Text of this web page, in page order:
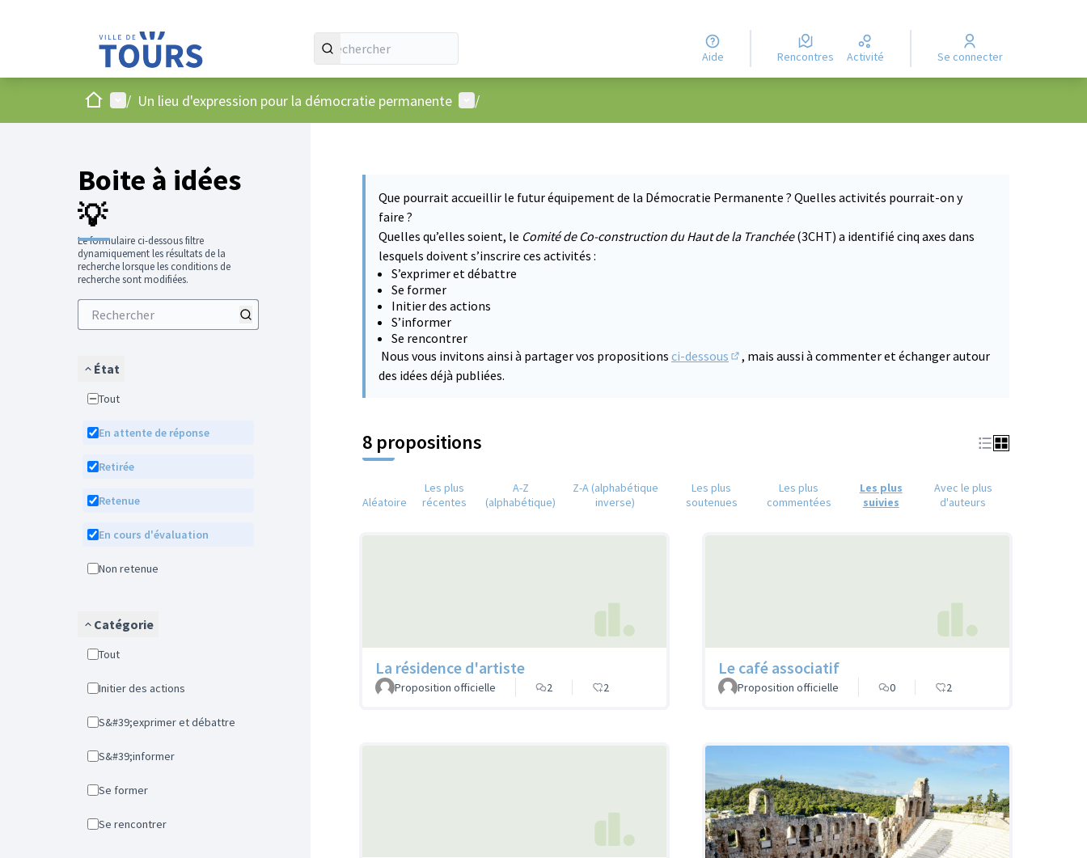
Aide Rencontres Activité Se connecter
AccueilMenu principal
/ Un lieu d'expression pour la démocratie permanente Menu utilisateur
/
Boite à idées
💡
Le formulaire ci-dessous filtre
dynamiquement les résultats de la
recherche lorsque les conditions de
recherche sont modifiées.
État
Tout
En attente de réponse
Retirée
Retenue
En cours d'évaluation
Non retenue
Catégorie
Tout
Initier des actions
S&#39;exprimer et débattre
S&#39;informer
Se former
Se rencontrer
Que pourrait accueillir le futur équipement de la Démocratie Permanente ? Quelles activités pourrait-on y
faire ?
Quelles qu’elles soient, le Comité de Co-construction du Haut de la Tranchée(3CHT) a identifié cinq axes dans
lesquels doivent s’inscrire ces activités :
S’exprimer et débattre
Se former
Initier des actions
S’informer
Se rencontrer
Nous vous invitons ainsi à partager vos propositions ci-dessous
, mais aussi à commenter et échanger autour
des idées déjà publiées.
8 propositions
Aléatoire
Les plus
récentes
A-Z
(alphabétique)
Z-A (alphabétique
inverse)
Les plus
soutenues
Les plus
commentées
Les plus
suivies
Avec le plus
d'auteurs
La résidence d'artiste
Proposition officielle 2 2
Le café associatif
Proposition officielle 0 2